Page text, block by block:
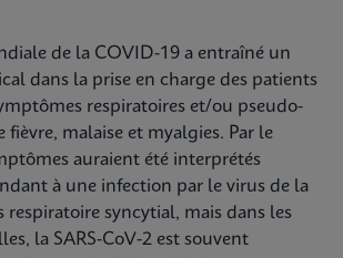
de la COVID-19 a entraîné un
dans la prise en charge des patients
respiratoires et/ou pseudo-
malaise et myalgies. Par le
auraient été interprétés
à une infection par le virus de la
respiratoire syncytial, mais dans les
la SARS-CoV-2 est souvent